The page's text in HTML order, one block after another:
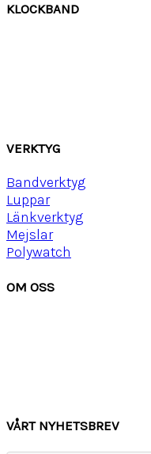
KLOCKBAND
VERKTYG
Bandverktyg
Luppar
Länkverktyg
Mejslar
Polywatch
OM OSS
VÅRT NYHETSBREV